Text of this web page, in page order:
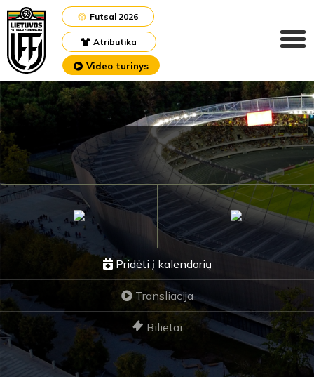
Atributika
Futsal 2026
Video turinys
Pridėti į kalendorių
Transliacija
Bilietai